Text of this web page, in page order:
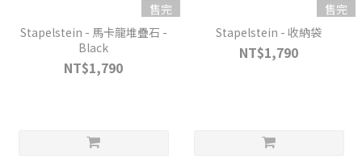
售完
Stapelstein - 馬卡龍堆疊石 -
Black
NT$1,790
售完
Stapelstein - 收納袋
NT$1,790